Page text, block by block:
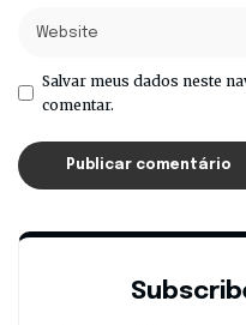
Salvar meus dados neste
comentar.